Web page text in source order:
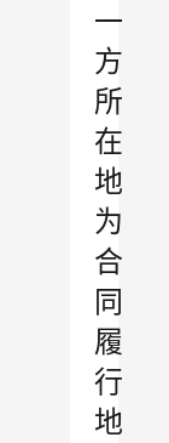
一
方
所
在
地
为
合
同
履
行
地